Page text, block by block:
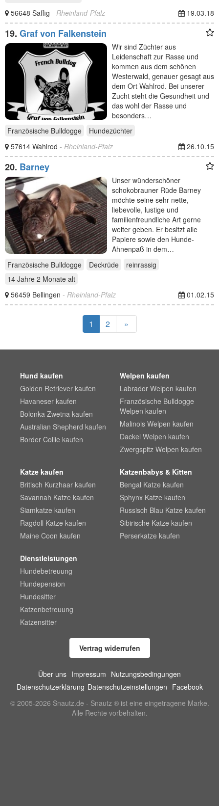
56648 Saffig - Rheinland-Pfalz 19.03.18
19. Graf von Falkenstein
Wir sind Züchter aus
Leidenschaft zur Rasse und
kommen aus dem schönen
Westerwald, genauer gesagt aus
dem Ort Wahlrod. Bei unserer
Zucht steht die Gesundheit und
das wohl der Rasse und
besonders…
Französische Bulldogge
Hundezüchter
57614 Wahlrod - Rheinland-Pfalz 26.10.15
20. Barney
Unser wünderschöner
schokobrauner Rüde Barney
möchte seine sehr nette,
liebevolle, lustige und
familienfreundliche Art gerne
weiter geben. Er besitzt alle
Papiere sowie den Hunde-
Ahnenpaß in dem…
Französische Bulldogge
Deckrüde
reinrassig
14 Jahre 2 Monate alt
56459 Bellingen - Rheinland-Pfalz 01.02.15
1 2 »
Hund kaufen
Golden Retriever kaufen
Havaneser kaufen
Bolonka Zwetna kaufen
Australian Shepherd kaufen
Border Collie kaufen
Welpen kaufen
Labrador Welpen kaufen
Französische Bulldogge
Welpen kaufen
Malinois Welpen kaufen
Dackel Welpen kaufen
Zwergspitz Welpen kaufen
Katze kaufen
Britisch Kurzhaar kaufen
Savannah Katze kaufen
Siamkatze kaufen
Ragdoll Katze kaufen
Maine Coon kaufen
Katzenbabys & Kitten
Bengal Katze kaufen
Sphynx Katze kaufen
Russisch Blau Katze kaufen
Sibirische Katze kaufen
Perserkatze kaufen
Dienstleistungen
Hundebetreuung
Hundepension
Hundesitter
Katzenbetreuung
Katzensitter
Vertrag widerrufen
Über uns Impressum Nutzungsbedingungen
Datenschutzerklärung Datenschutzeinstellungen Facebook
© 2005-2026 Snautz.de - Snautz ® ist eine eingetragene Marke.
Alle Rechte vorbehalten.